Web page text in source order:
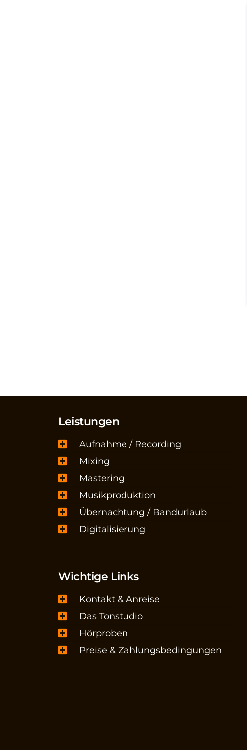
Leistungen
Aufnahme / Recording
Mixing
Mastering
Musikproduktion
Übernachtung / Bandurlaub
Digitalisierung
Wichtige Links
Kontakt & Anreise
Das Tonstudio
Hörproben
Preise & Zahlungsbedingungen